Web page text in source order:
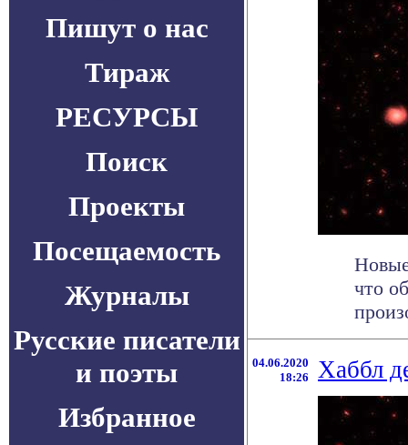
Пишут о нас
Тираж
РЕСУРСЫ
Поиск
Проекты
Посещаемость
Журналы
Русские писатели
и поэты
Избранное
что
04.06.2020
18:26
Хаббл